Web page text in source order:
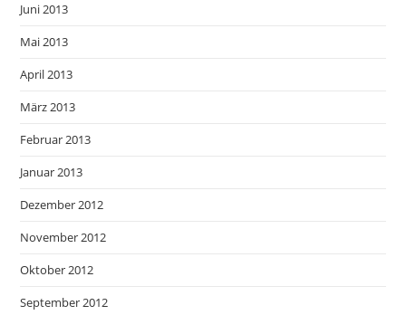
Juni 2013
Mai 2013
April 2013
März 2013
Februar 2013
Januar 2013
Dezember 2012
November 2012
Oktober 2012
September 2012